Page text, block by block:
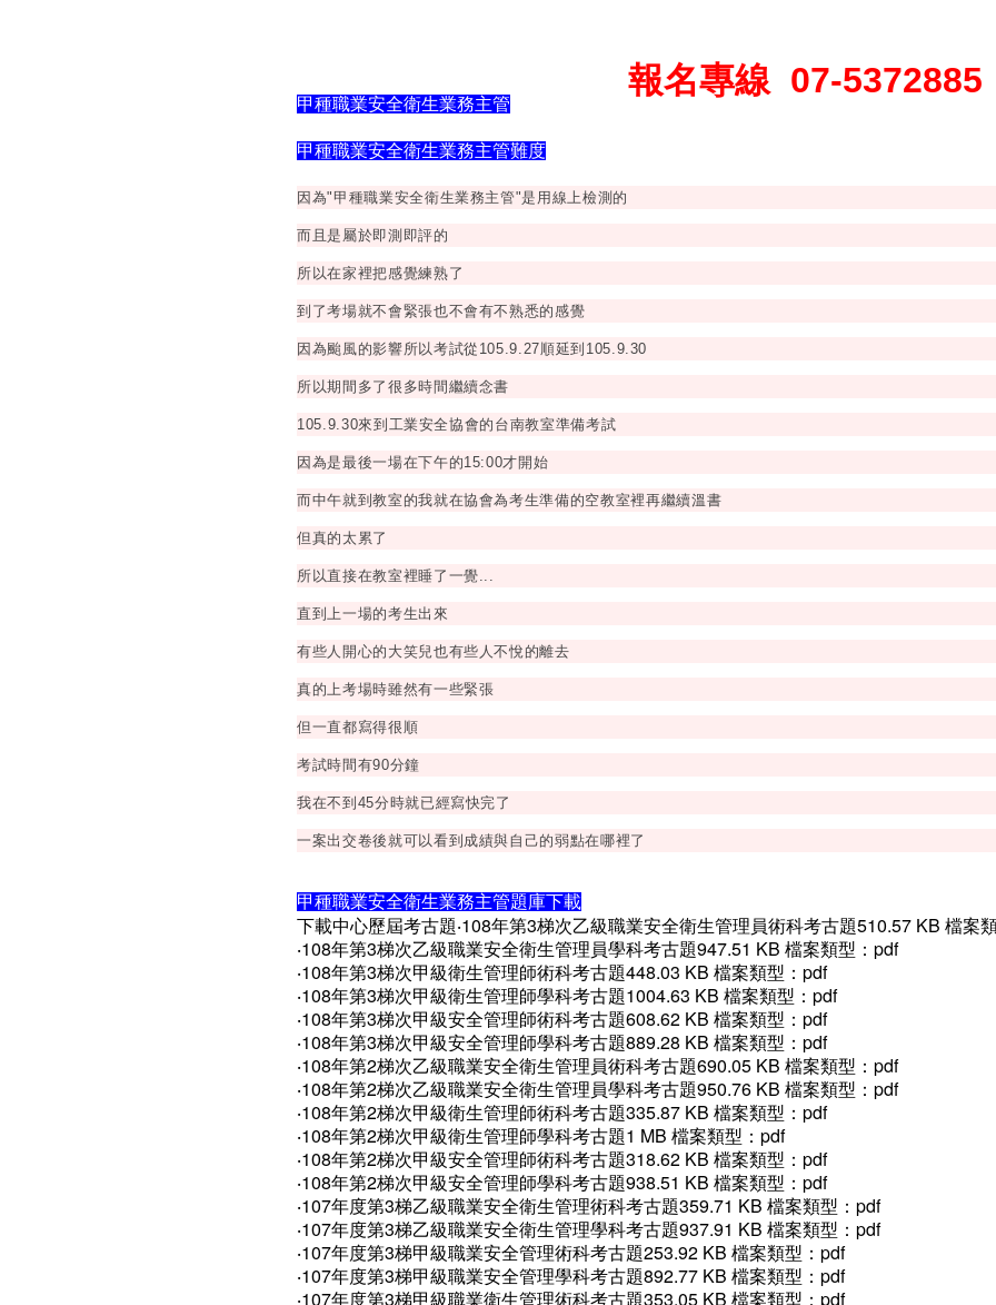
報名專線 07-5372885
甲種職業安全衛生業務主管
甲種職業安全衛生業務主管難度
因為"甲種職業安全衛生業務主管"是用線上檢測的
而且是屬於即測即評的
所以在家裡把感覺練熟了
到了考場就不會緊張也不會有不熟悉的感覺
因為颱風的影響所以考試從105.9.27順延到105.9.30
所以期間多了很多時間繼續念書
105.9.30來到工業安全協會的台南教室準備考試
因為是最後一場在下午的15:00才開始
而中午就到教室的我就在協會為考生準備的空教室裡再繼續溫書
但真的太累了
所以直接在教室裡睡了一覺...
直到上一場的考生出來
有些人開心的大笑兒也有些人不悅的離去
真的上考場時雖然有一些緊張
但一直都寫得很順
考試時間有90分鐘
我在不到45分時就已經寫快完了
一案出交卷後就可以看到成績與自己的弱點在哪裡了
甲種職業安全衛生業務主管題庫下載
下載中心歷屆考古題‧108年第3梯次乙級職業安全衛生管理員術科考古題510.57 KB 檔案
‧108年第3梯次乙級職業安全衛生管理員學科考古題947.51 KB 檔案類型：pdf
‧108年第3梯次甲級衛生管理師術科考古題448.03 KB 檔案類型：pdf
‧108年第3梯次甲級衛生管理師學科考古題1004.63 KB 檔案類型：pdf
‧108年第3梯次甲級安全管理師術科考古題608.62 KB 檔案類型：pdf
‧108年第3梯次甲級安全管理師學科考古題889.28 KB 檔案類型：pdf
‧108年第2梯次乙級職業安全衛生管理員術科考古題690.05 KB 檔案類型：pdf
‧108年第2梯次乙級職業安全衛生管理員學科考古題950.76 KB 檔案類型：pdf
‧108年第2梯次甲級衛生管理師術科考古題335.87 KB 檔案類型：pdf
‧108年第2梯次甲級衛生管理師學科考古題1 MB 檔案類型：pdf
‧108年第2梯次甲級安全管理師術科考古題318.62 KB 檔案類型：pdf
‧108年第2梯次甲級安全管理師學科考古題938.51 KB 檔案類型：pdf
‧107年度第3梯乙級職業安全衛生管理術科考古題359.71 KB 檔案類型：pdf
‧107年度第3梯乙級職業安全衛生管理學科考古題937.91 KB 檔案類型：pdf
‧107年度第3梯甲級職業安全管理術科考古題253.92 KB 檔案類型：pdf
‧107年度第3梯甲級職業安全管理學科考古題892.77 KB 檔案類型：pdf
‧107年度第3梯甲級職業衛生管理術科考古題353.05 KB 檔案類型：pdf